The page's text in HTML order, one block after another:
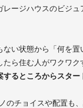
レージハウスのビジュ
ない状態から「何を置
たら住む人がワクワク
るところからスター
のチョイスや配置も